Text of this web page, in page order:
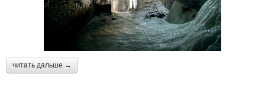
читать дальше →